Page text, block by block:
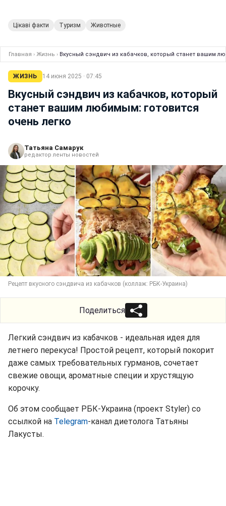
Цікаві факти Туризм Животные
Главная › Жизнь › Вкусный сэндвич из кабачков, который станет вашим
ЖИЗНЬ 14 июня 2025 · 07:45
Вкусный сэндвич из кабачков, который
станет вашим любимым: готовится
очень легко
Татьяна Самарук
редактор ленты новостей
Рецепт вкусного сэндвича из кабачков (коллаж: РБК-Украина)
Поделиться
Легкий сэндвич из кабачков - идеальная идея для
летнего перекуса! Простой рецепт, который покорит
даже самых требовательных гурманов, сочетает
свежие овощи, ароматные специи и хрустящую
корочку.
Об этом сообщает РБК-Украина (проект Styler) со
ссылкой на Telegram-канал диетолога Татьяны
Лакусты.